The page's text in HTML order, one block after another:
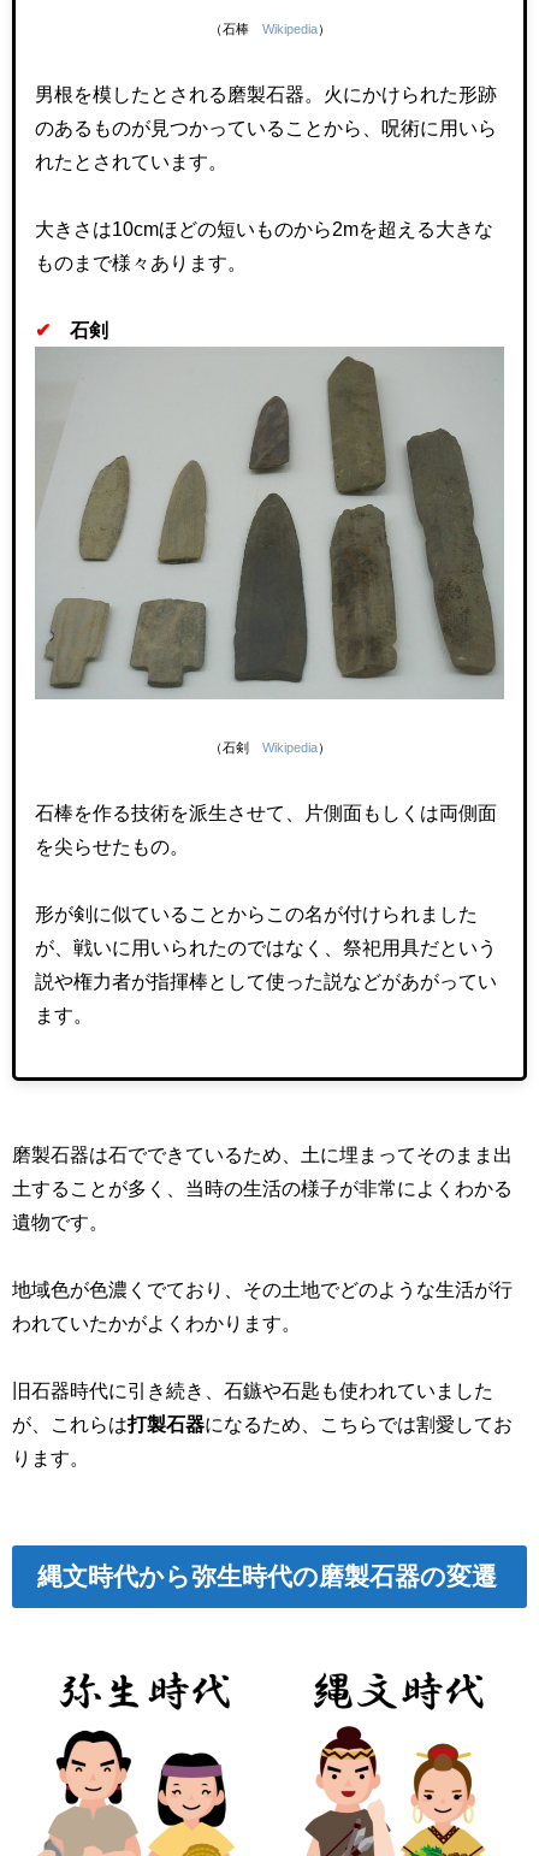
（石棒 Wikipedia）
男根を模したとされる磨製石器。火にかけられた形跡
のあるものが見つかっていることから、呪術に用いら
れたとされています。
大きさは10cmほどの短いものから2mを超える大きな
ものまで様々あります。
✔ 石剣
（石剣 Wikipedia）
石棒を作る技術を派生させて、片側面もしくは両側面
を尖らせたもの。
形が剣に似ていることからこの名が付けられました
が、戦いに用いられたのではなく、祭祀用具だという
説や権力者が指揮棒として使った説などがあがってい
ます。
磨製石器は石でできているため、土に埋まってそのまま出
土することが多く、当時の生活の様子が非常によくわかる
遺物です。
地域色が色濃くでており、その土地でどのような生活が行
われていたかがよくわかります。
旧石器時代に引き続き、石鏃や石匙も使われていました
が、これらは打製石器になるため、こちらでは割愛してお
ります。
縄文時代から弥生時代の磨製石器の変遷